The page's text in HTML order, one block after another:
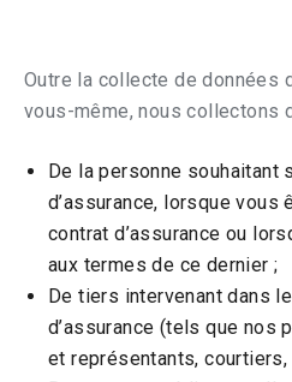
Outre la collecte de données
vous-même, nous collectons
De la personne souhaitant
d’assurance, lorsque vous
contrat d’assurance ou
aux termes de ce dernier ;
De tiers intervenant dans
d’assurance (tels que nos
et représentants,